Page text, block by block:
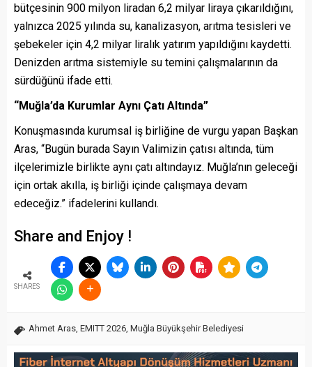
bütçesinin 900 milyon liradan 6,2 milyar liraya çıkarıldığını,
yalnızca 2025 yılında su, kanalizasyon, arıtma tesisleri ve
şebekeler için 4,2 milyar liralık yatırım yapıldığını kaydetti.
Denizden arıtma sistemiyle su temini çalışmalarının da
sürdüğünü ifade etti.
“Muğla’da Kurumlar Aynı Çatı Altında”
Konuşmasında kurumsal iş birliğine de vurgu yapan Başkan
Aras, “Bugün burada Sayın Valimizin çatısı altında, tüm
ilçelerimizle birlikte aynı çatı altındayız. Muğla’nın geleceği
için ortak akılla, iş birliği içinde çalışmaya devam
edeceğiz.” ifadelerini kullandı.
Share and Enjoy !
SHARES
Ahmet Aras EMITT 2026 Muğla Büyükşehir Belediyesi